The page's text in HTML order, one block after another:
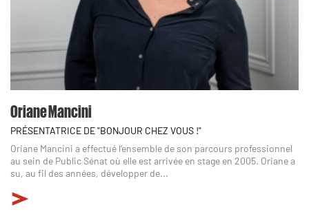
Oriane Mancini
PRÉSENTATRICE DE "BONJOUR CHEZ VOUS !"
Oriane Mancini a effectué l’ensemble de son parcours professionnel
au sein de Public Sénat où elle est arrivée en stage en 2005. Oriane a
su, au fil des années, développer de...